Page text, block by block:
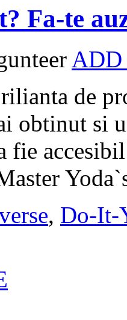
Fa-te
de
obtinut si
fie
, Do-It-